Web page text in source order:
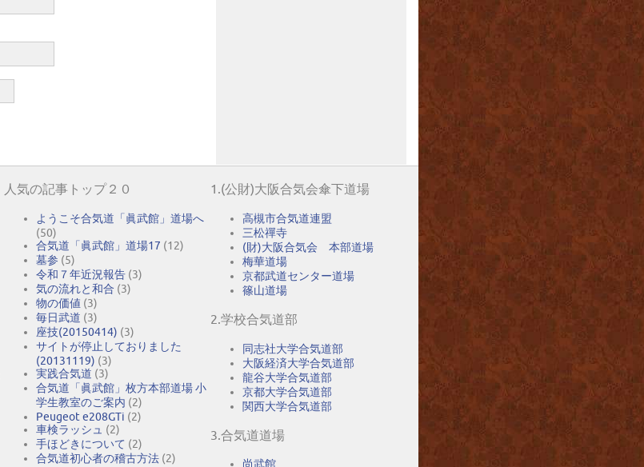
人気の記事トップ２０
ようこそ合気道「眞武館」道場へ
(50)
合気道「眞武館」道場17 (12)
墓参 (5)
令和７年近況報告 (3)
気の流れと和合 (3)
物の価値 (3)
毎日武道 (3)
座技(20150414) (3)
サイトが停止しておりました
(20131119) (3)
実践合気道 (3)
合気道「眞武館」枚方本部道場 小
学生教室のご案内 (2)
Peugeot e208GTi (2)
車検ラッシュ (2)
手ほどきについて (2)
合気道初心者の稽古方法 (2)
1.(公財)大阪合気会傘下道場
高槻市合気道連盟
三松禪寺
(財)大阪合気会 本部道場
梅華道場
京都武道センター道場
篠山道場
2.学校合気道部
同志社大学合気道部
大阪経済大学合気道部
龍谷大学合気道部
京都大学合気道部
関西大学合気道部
3.合気道道場
尚武館